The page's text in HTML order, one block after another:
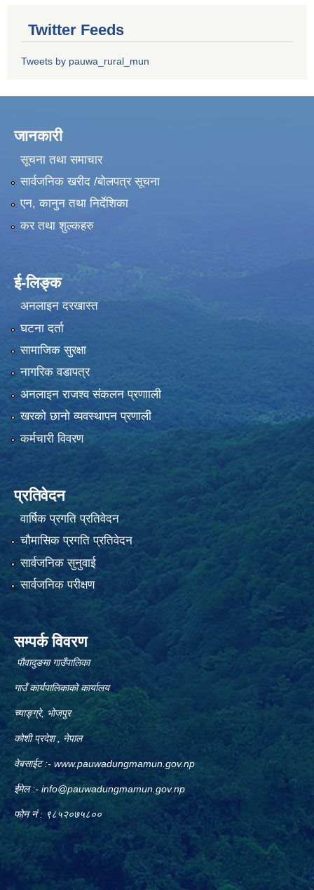
Twitter Feeds
Tweets by pauwa_rural_mun
जानकारी
सूचना तथा समाचार
सार्वजनिक खरीद /बोलपत्र सूचना
एन, कानुन तथा निर्देशिका
कर तथा शुल्कहरु
ई-लिङ्क
अनलाइन दरखास्त
घटना दर्ता
सामाजिक सुरक्षा
नागरिक वडापत्र
अनलाइन राजश्व संकलन प्रणााली
खरको छानो व्यवस्थापन प्रणाली
कर्मचारी विवरण
प्रतिवेदन
वार्षिक प्रगति प्रतिवेदन
चौमासिक प्रगति प्रतिवेदन
सार्वजनिक सुनुवाई
सार्वजनिक परीक्षण
सम्पर्क विवरण
पौवादुङमा गाउँपालिका
गाउँ कार्यपालिकाको कार्यालय
च्याङ्ग्रे, भोजपुर
कोशी प्रदेश , नेपाल
वेबसाईट :- www.pauwadungmamun.gov.np
ईमेल :- info@pauwadungmamun.gov.np
फोन नं : ९८५२०७५८००